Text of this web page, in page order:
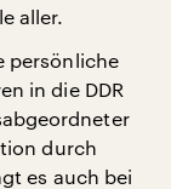
aller.
persönliche
in die DDR
durch
es auch bei